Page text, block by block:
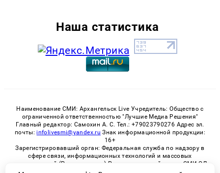
Наша статистика
Наименование СМИ: Архангельск Live Учредитель: Общество с
ограниченной ответственностью "Лучшие Медиа Решения"
Главный редактор: Самохин А. С. Тел.: +79023790276 Адрес эл.
почты: infolivesmi@yandex.ru Знак информационной продукции:
16+
Зарегистрировавший орган: Федеральная служба по надзору в
сфере связи, информационных технологий и массовых
коммуникаций (Роскомнадзор) Регистрационный номер СМИ ЭЛ
№ ФС 77 - 82533 от 21.01.2022